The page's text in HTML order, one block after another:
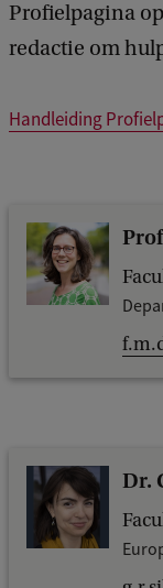
Profielpagina
redactie om
Handleiding
Dr.